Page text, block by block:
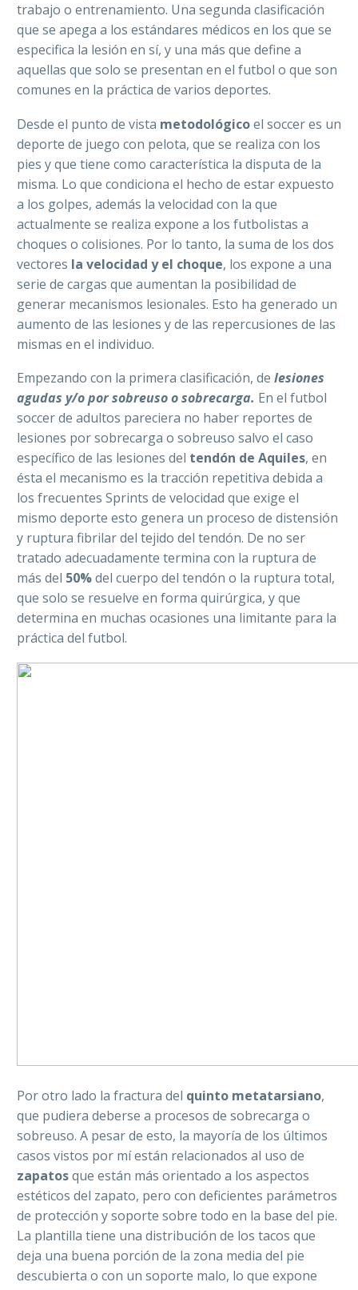
trabajo o entrenamiento. Una segunda clasificación
que se apega a los estándares médicos en los que se
especifica la lesión en sí, y una más que define a
aquellas que solo se presentan en el futbol o que son
comunes en la práctica de varios deportes.
Desde el punto de vista metodológicoel soccer es un
deporte de juego con pelota, que se realiza con los
pies y que tiene como característica la disputa de la
misma. Lo que condiciona el hecho de estar expuesto
a los golpes, además la velocidad con la que
actualmente se realiza expone a los futbolistas a
choques o colisiones. Por lo tanto, la suma de los dos
vectores la velocidad y el choque, los expone a una
serie de cargas que aumentan la posibilidad de
generar mecanismos lesionales. Esto ha generado un
aumento de las lesiones y de las repercusiones de las
mismas en el individuo.
Empezando con la primera clasificación, de lesiones
agudas y/o por sobreuso o sobrecarga. En el futbol
soccer de adultos pareciera no haber reportes de
lesiones por sobrecarga o sobreuso salvo el caso
específico de las lesiones del tendón de Aquiles, en
ésta el mecanismo es la tracción repetitiva debida a
los frecuentes Sprints de velocidad que exige el
mismo deporte esto genera un proceso de distensión
y ruptura fibrilar del tejido del tendón. De no ser
tratado adecuadamente termina con la ruptura de
más del 50%del cuerpo del tendón o la ruptura total,
que solo se resuelve en forma quirúrgica, y que
determina en muchas ocasiones una limitante para la
práctica del futbol.
Por otro lado la fractura del quinto metatarsiano,
que pudiera deberse a procesos de sobrecarga o
sobreuso. A pesar de esto, la mayoría de los últimos
casos vistos por mí están relacionados al uso de
zapatosque están más orientado a los aspectos
estéticos del zapato, pero con deficientes parámetros
de protección y soporte sobre todo en la base del pie.
La plantilla tiene una distribución de los tacos que
deja una buena porción de la zona media del pie
descubierta o con un soporte malo, lo que expone